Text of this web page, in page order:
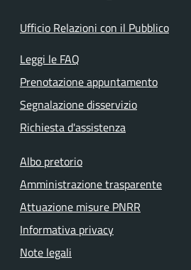
Ufficio Relazioni con il Pubblico
Leggi le FAQ
Prenotazione appuntamento
Segnalazione disservizio
Richiesta d'assistenza
Albo pretorio
Amministrazione trasparente
Attuazione misure PNRR
Informativa privacy
Note legali